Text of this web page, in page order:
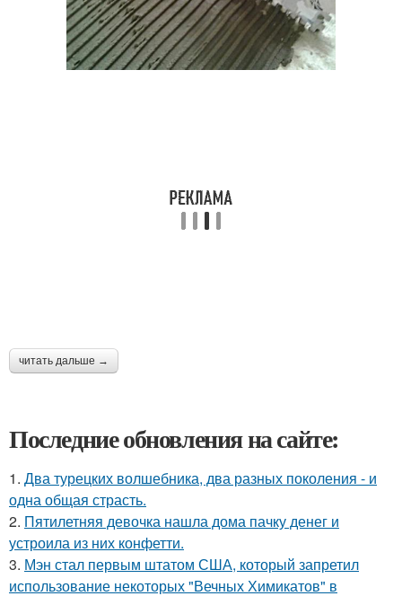
читать дальше →
Последние обновления на сайте:
1. Два турецких волшебника, два разных поколения - и
одна общая страсть.
2. Пятилетняя девочка нашла дома пачку денег и
устроила из них конфетти.
3. Мэн стал первым штатом США, который запретил
использование некоторых "Вечных Химикатов" в